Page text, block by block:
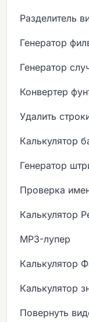
Разделитель
Генератор
Генератор
Конвертер
Удалить
Калькулятор
Генератор
Проверка
Калькулятор
MP3-лупер
Калькулятор
Калькулятор
Повернуть